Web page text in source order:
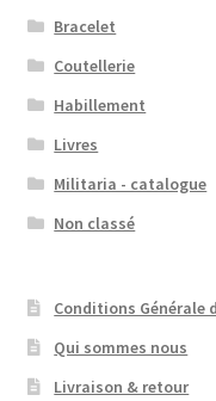
Bracelet
Coutellerie
Habillement
Livres
Militaria - catalogue
Non classé
Conditions Générale
Qui sommes nous
Livraison & retour